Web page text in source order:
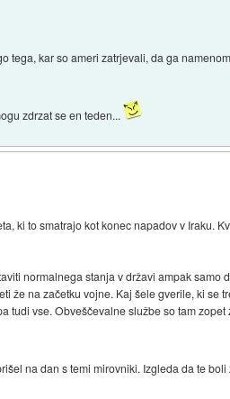
tega, kar so ameri zatrjevali, da ga
zdrzat se en teden...
ki to smatrajo kot konec napadov v Iraku.
normalnega stanja v državi ampak samo
že na začetku vojne. Kaj šele gverile, ki se
vse. Obveščevalne službe so tam zopet
na dan s temi mirovniki. Izgleda da te